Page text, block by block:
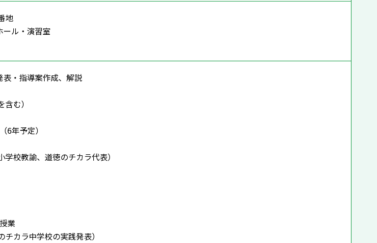
地
ール・演習室
・指導案作成、解説
む）
年予定）
教諭、道徳のチカラ代表）
業
カラ中学校の実践発表）